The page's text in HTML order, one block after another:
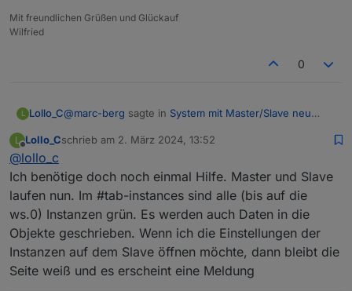
Mit freundlichen Grüßen und Glückauf
Wilfried
0
L Lollo_C@marc-berg sagte in System mit Master/Slave neu
in der redis.conf eingestellt?
DAS WAR ES! Vielen Dank, jetzt ist der Slave da.
L
Offline
Lollo_Cschrieb am 2. März 2024, 13:52
zuletzt editiert von
@lollo_c
Ich benötige doch noch einmal Hilfe. Master und Slave
laufen nun. Im #tab-instances sind alle (bis auf die
ws.0) Instanzen grün. Es werden auch Daten in die
Objekte geschrieben. Wenn ich die Einstellungen der
Instanzen auf dem Slave öffnen möchte, dann bleibt die
Seite weiß und es erscheint eine Meldung